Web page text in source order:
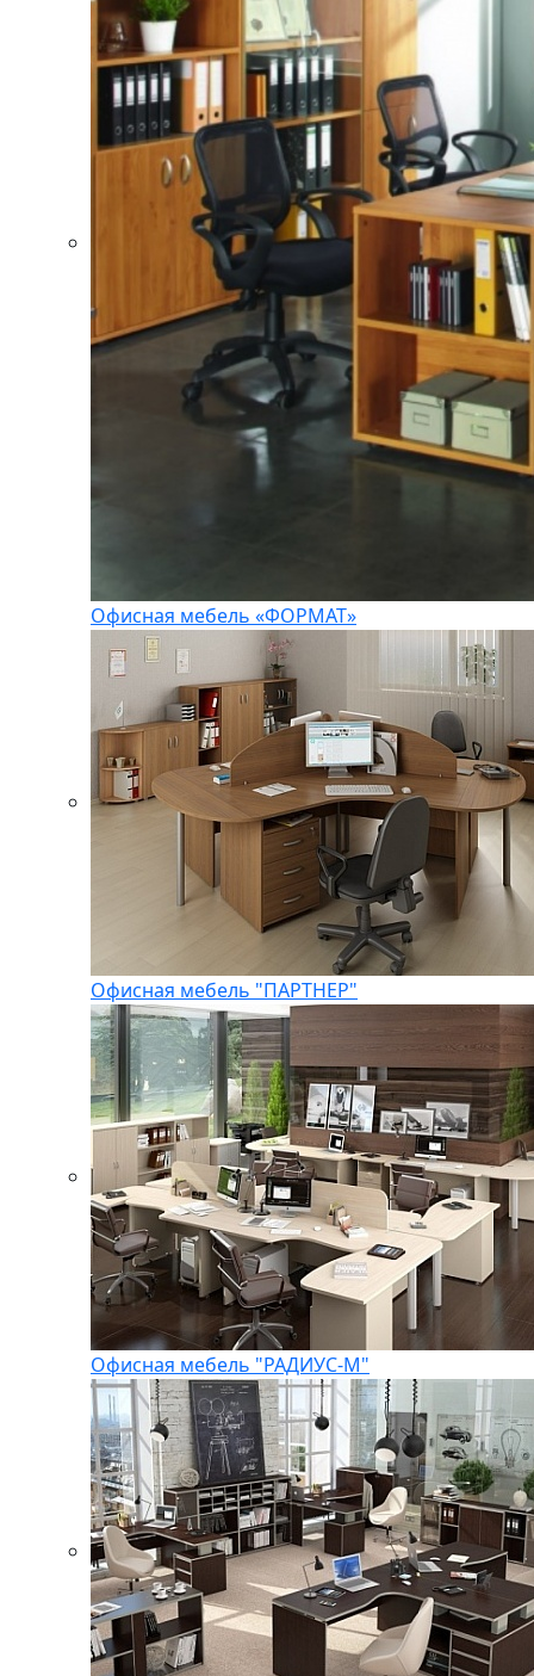
Офисная мебель «ФОРМАТ»
Офисная мебель "ПАРТНЕР"
Офисная мебель "РАДИУС-М"